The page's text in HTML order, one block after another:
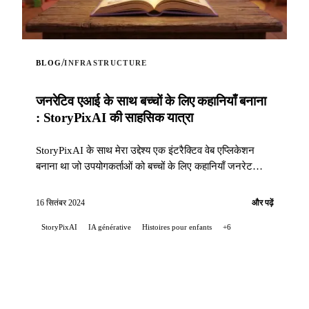
BLOG/INFRASTRUCTURE
जनरेटिव एआई के साथ बच्चों के लिए कहानियाँ बनाना
: StoryPixAI की साहसिक यात्रा
StoryPixAI के साथ मेरा उद्देश्य एक इंटरैक्टिव वेब एप्लिकेशन
बनाना था जो उपयोगकर्ताओं को बच्चों के लिए कहानियाँ जनरेट
से समृद्ध किया गया है...
16 सितंबर 2024 और पढ़ें
StoryPixAI IA générative Histoires pour enfants +6